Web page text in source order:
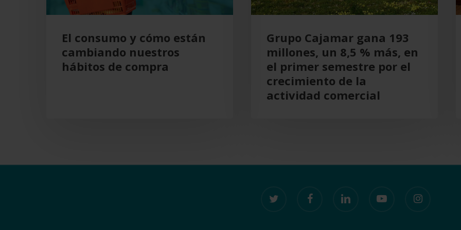
El consumo y cómo están
cambiando nuestros
hábitos de compra
más,
primer
semestre
Grupo Cajamar gana 193
millones, un 8,5 % más, en
el primer semestre por el
crecimiento de la
actividad comercial
facebook